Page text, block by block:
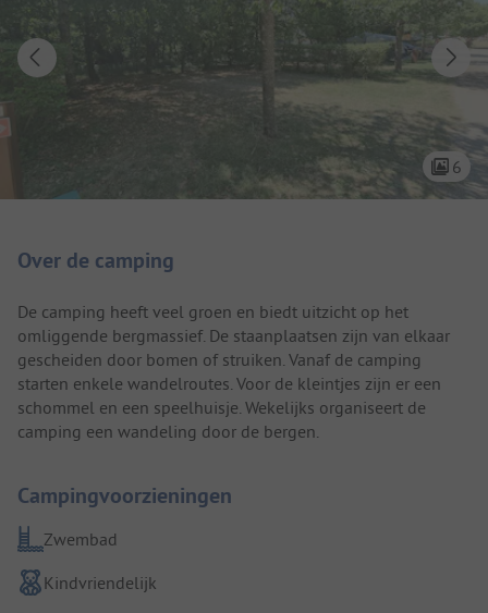
6
Over de camping
De camping heeft veel groen en biedt uitzicht op het
omliggende bergmassief. De staanplaatsen zijn van elkaar
gescheiden door bomen of struiken. Vanaf de camping
starten enkele wandelroutes. Voor de kleintjes zijn er een
schommel en een speelhuisje. Wekelijks organiseert de
camping een wandeling door de bergen.
Campingvoorzieningen
Zwembad
Kindvriendelijk